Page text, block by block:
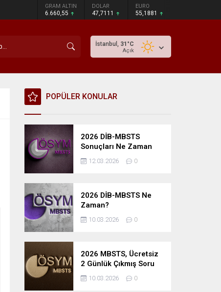
GRAM ALTIN
6.660,55
DOLAR
47,7111
EURO
55,1881
İstanbul, 31 °C
Açık
POPÜLER KONULAR
2026 DİB-MBSTS
Sonuçları Ne Zaman
Açıklanacak?
12.03.2026 0
2026 DİB-MBSTS Ne
Zaman?
10.03.2026 0
2026 MBSTS, Ücretsiz
2 Günlük Çıkmış Soru
Çözüm Kampı
10.03.2026 0